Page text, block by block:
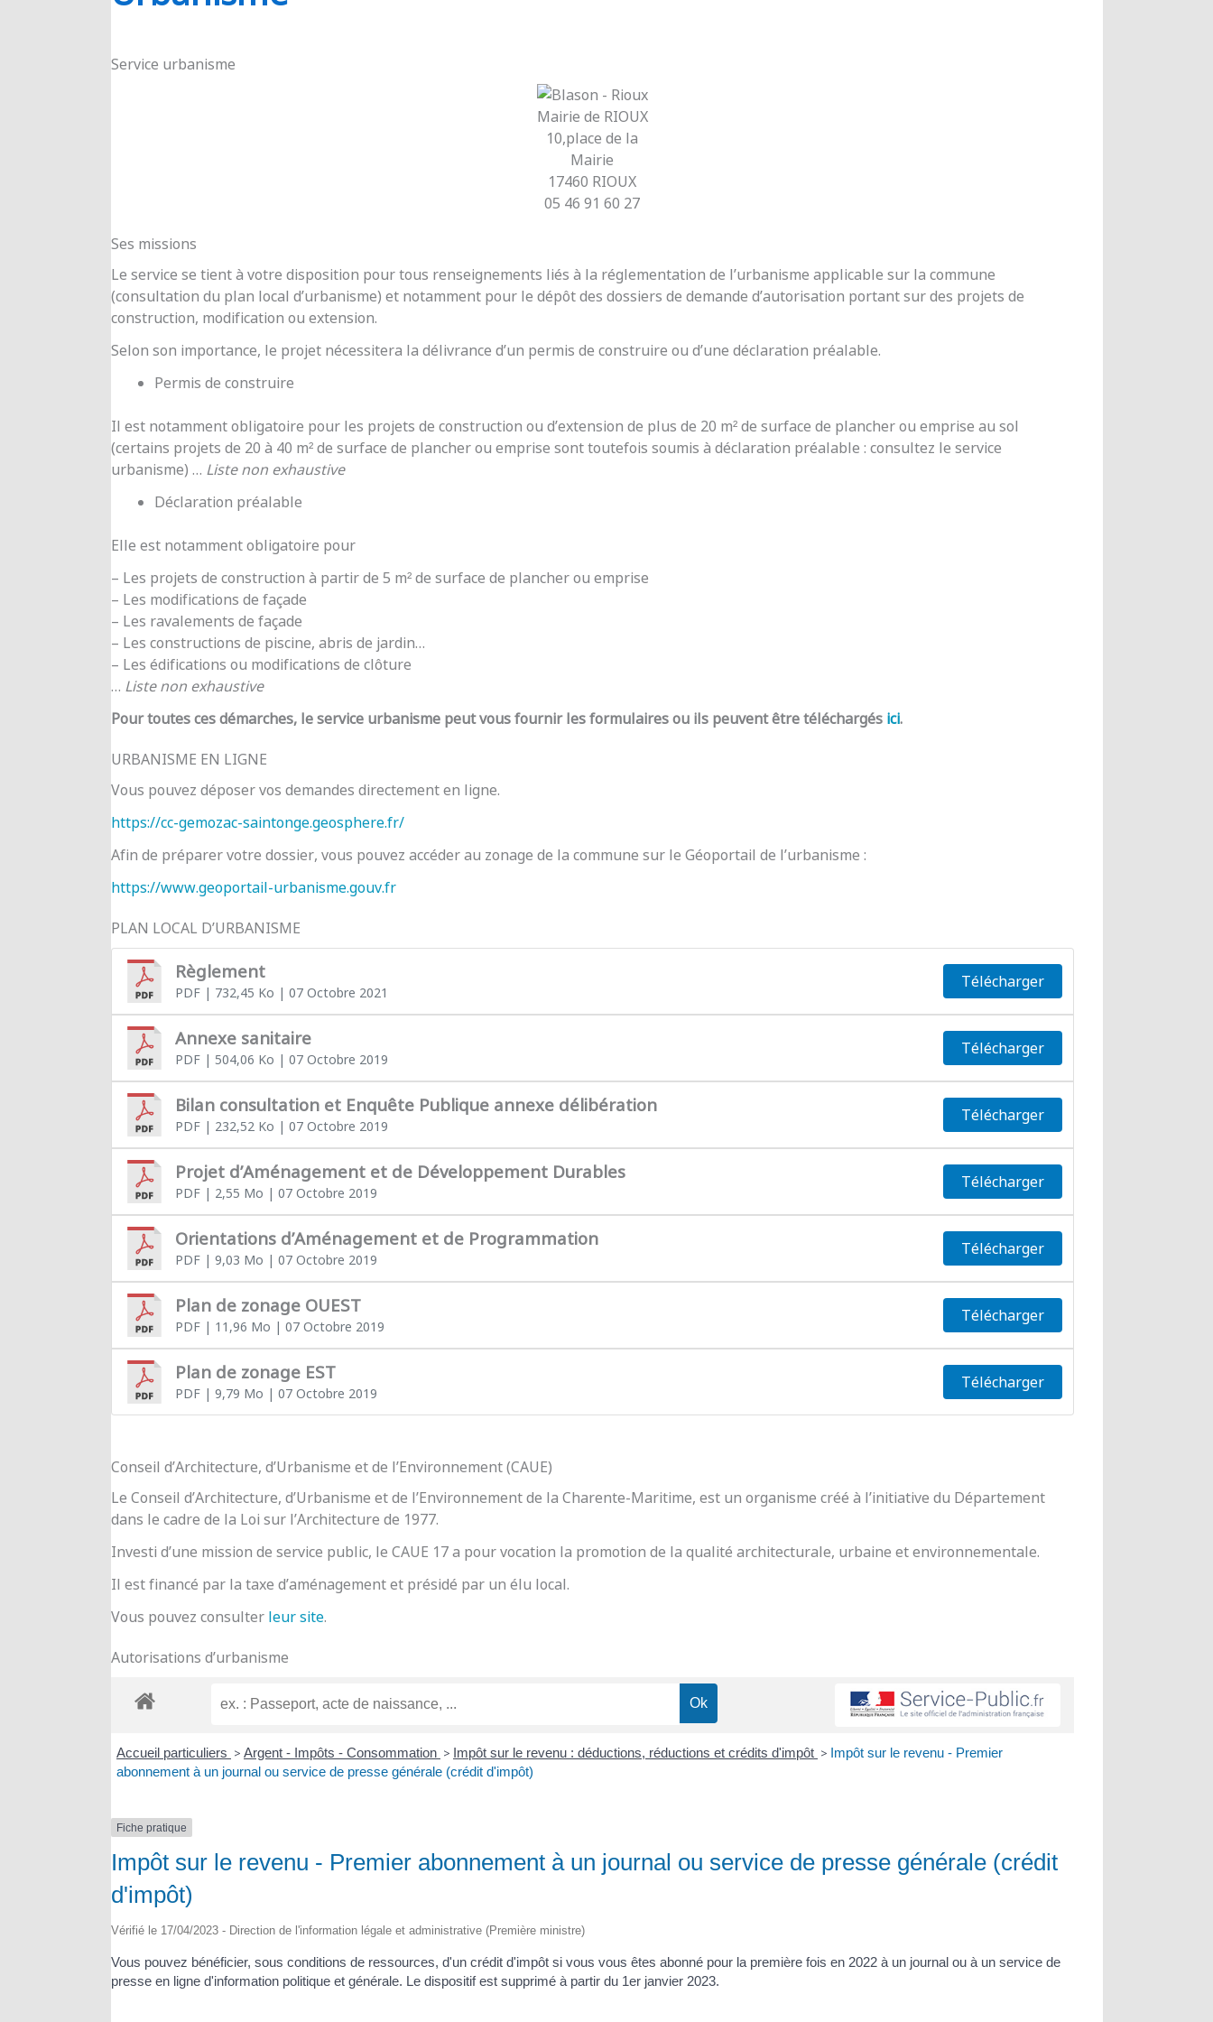
Service urbanisme
Mairie de RIOUX
10,place de la
Mairie
17460 RIOUX
05 46 91 60 27
Ses missions
Le service se tient à votre disposition pour tous renseignements liés à la réglementation de l’urbanisme applicable sur la commune
(consultation du plan local d’urbanisme) et notamment pour le dépôt des dossiers de demande d’autorisation portant sur des projets de
construction, modification ou extension.
Selon son importance, le projet nécessitera la délivrance d’un permis de construire ou d’une déclaration préalable.
Permis de construire
Il est notamment obligatoire pour les projets de construction ou d’extension de plus de 20 m² de surface de plancher ou emprise au sol
(certains projets de 20 à 40 m² de surface de plancher ou emprise sont toutefois soumis à déclaration préalable : consultez le service
urbanisme) … Liste non exhaustive
Déclaration préalable
Elle est notamment obligatoire pour
– Les projets de construction à partir de 5 m² de surface de plancher ou emprise
– Les modifications de façade
– Les ravalements de façade
– Les constructions de piscine, abris de jardin…
– Les édifications ou modifications de clôture
… Liste non exhaustive
Pour toutes ces démarches, le service urbanisme peut vous fournir les formulaires ou ils peuvent être téléchargés ici.
URBANISME EN LIGNE
Vous pouvez déposer vos demandes directement en ligne.
https://cc-gemozac-saintonge.geosphere.fr/
Afin de préparer votre dossier, vous pouvez accéder au zonage de la commune sur le Géoportail de l’urbanisme :
https://www.geoportail-urbanisme.gouv.fr
PLAN LOCAL D’URBANISME
Règlement
PDF| 732,45 Ko | 07 Octobre 2021
Télécharger
Annexe sanitaire
PDF| 504,06 Ko | 07 Octobre 2019
Télécharger
Bilan consultation et Enquête Publique annexe délibération
PDF| 232,52 Ko | 07 Octobre 2019
Télécharger
Projet d’Aménagement et de Développement Durables
PDF| 2,55 Mo | 07 Octobre 2019
Télécharger
Orientations d’Aménagement et de Programmation
PDF| 9,03 Mo | 07 Octobre 2019
Télécharger
Plan de zonage OUEST
PDF| 11,96 Mo | 07 Octobre 2019
Télécharger
Plan de zonage EST
PDF| 9,79 Mo | 07 Octobre 2019
Télécharger
Conseil d’Architecture, d’Urbanisme et de l’Environnement (CAUE)
Le Conseil d’Architecture, d’Urbanisme et de l’Environnement de la Charente-Maritime, est un organisme créé à l’initiative du Département
dans le cadre de la Loi sur l’Architecture de 1977.
Investi d’une mission de service public, le CAUE 17 a pour vocation la promotion de la qualité architecturale, urbaine et environnementale.
Il est financé par la taxe d’aménagement et présidé par un élu local.
Vous pouvez consulter leur site.
Autorisations d’urbanisme
Accueil particuliers > Argent - Impôts - Consommation > Impôt sur le revenu : déductions, réductions et crédits d'impôt > Impôt sur le revenu - Premier
abonnement à un journal ou service de presse générale (crédit d'impôt)
Fiche pratique
Impôt sur le revenu - Premier abonnement à un journal ou service de presse générale (crédit
d'impôt)
Vérifié le 17/04/2023 - Direction de l'information légale et administrative (Première ministre)
Vous pouvez bénéficier, sous conditions de ressources, d'un crédit d'impôt si vous vous êtes abonné pour la première fois en 2022 à un journal ou à un service de
presse en ligne d'information politique et générale. Le dispositif est supprimé à partir du 1erjanvier 2023.